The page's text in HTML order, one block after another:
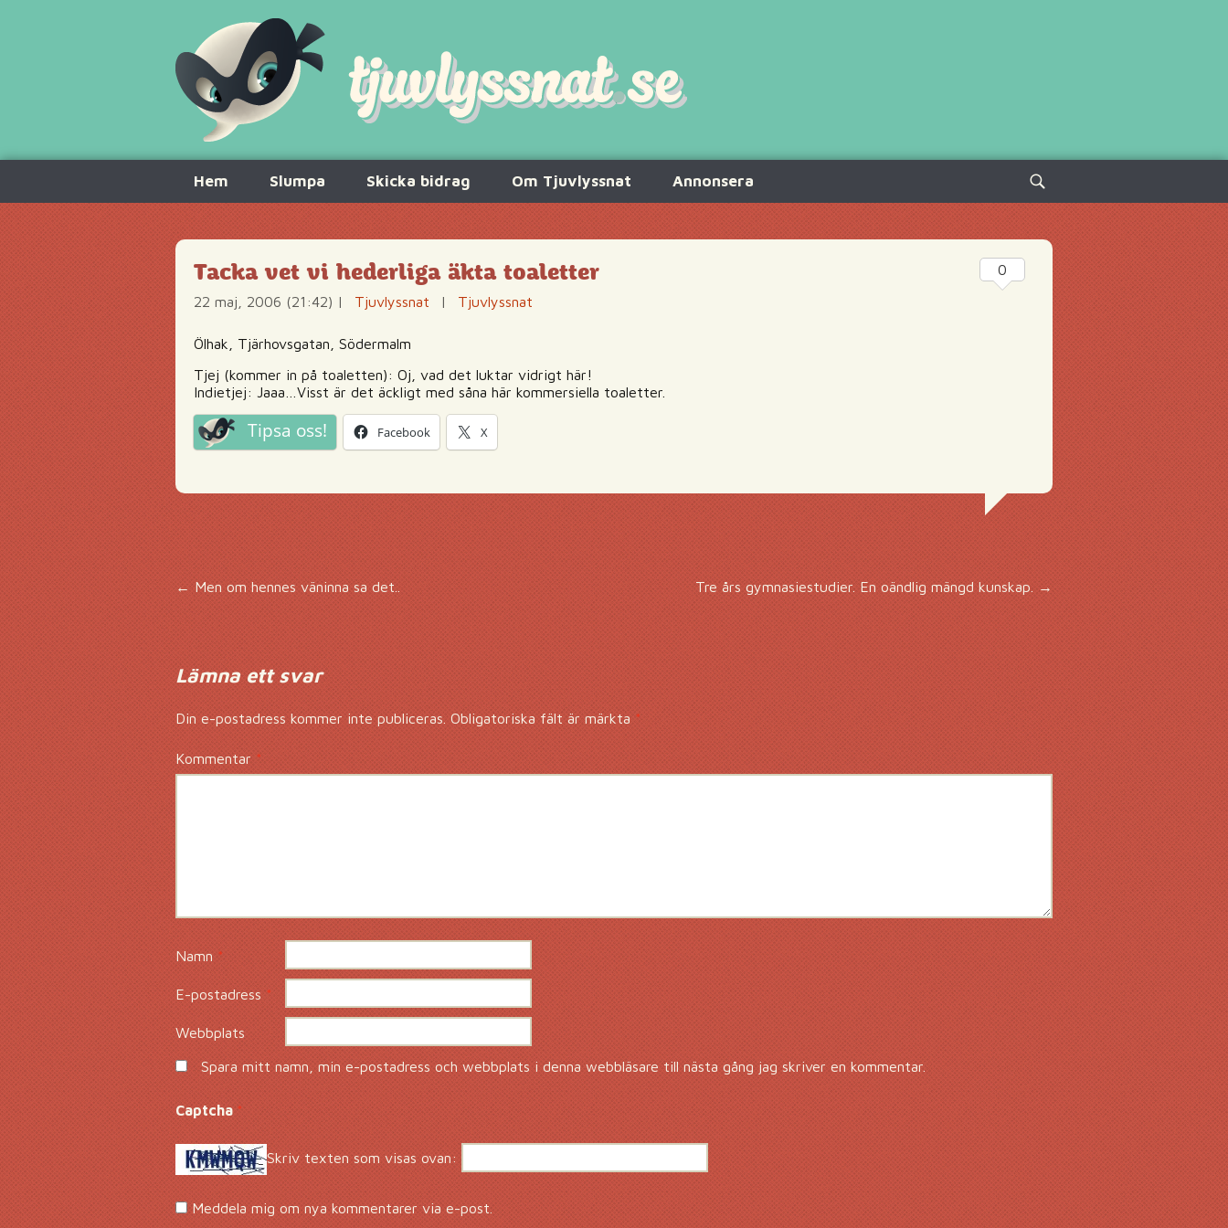
innehåll
Hem Slumpa Skicka bidrag Om Tjuvlyssnat Annonsera
Sök
efter:
Tacka vet vi hederliga äkta toaletter
22 maj, 2006 (21:42) | Tjuvlyssnat | Tjuvlyssnat
Ölhak, Tjärhovsgatan, Södermalm
Tjej (kommer in på toaletten): Oj, vad det luktar vidrigt här!
Indietjej: Jaaa…Visst är det äckligt med såna här kommersiella toaletter.
Tipsa oss! Facebook X
0
Inläggsnavigering
←Men om hennes väninna sa det.. Tre års gymnasiestudier. En oändlig mängd kunskap.→
Lämna ett svar
Din e-postadress kommer inte publiceras. Obligatoriska fält är märkta*
Kommentar *
Namn*
E-postadress*
Webbplats
Spara mitt namn, min e-postadress och webbplats i denna webbläsare till nästa gång jag skriver en kommentar.
Captcha*
Skriv texten som visas ovan:
Meddela mig om nya kommentarer via e-post.